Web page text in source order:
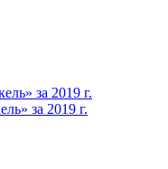
за 2019 г.
за 2019 г.